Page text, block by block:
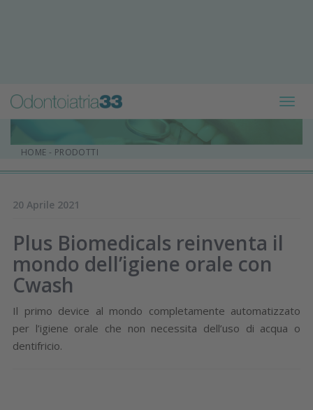
HOME - PRODOTTI
20 Aprile 2021
Plus Biomedicals reinventa il
mondo dell’igiene orale con
Cwash
Il primo device al mondo completamente automatizzato
per l’igiene orale che non necessita dell’uso di acqua o
dentifricio.